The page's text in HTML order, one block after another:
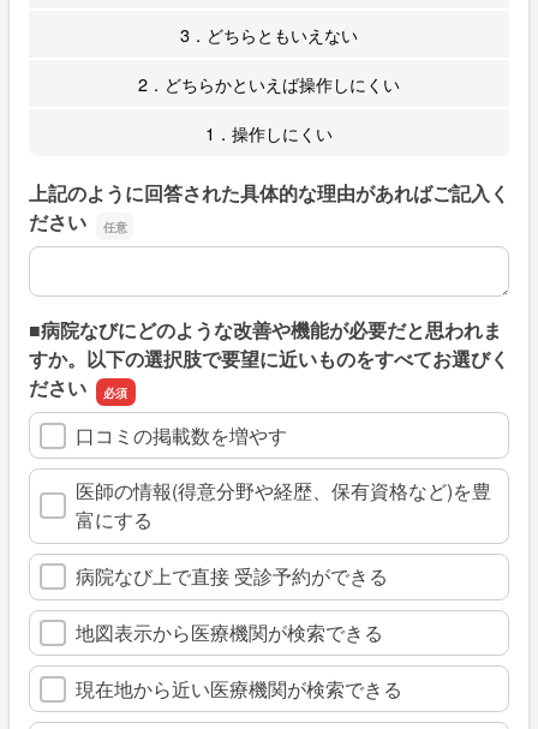
3．どちらともいえない
2．どちらかといえば操作しにくい
1．操作しにくい
上記のように回答された具体的な理由があればご記入く
ださい
上記のように回答された具体的な理由があればご記入くだ
■病院なびにどのような改善や機能が必要だと思われま
すか。以下の選択肢で要望に近いものをすべてお選びく
ださい
口コミの掲載数を増やす
医師の情報(得意分野や経歴、保有資格など)を豊
富にする
病院なび上で直接 受診予約ができる
地図表示から医療機関が検索できる
現在地から近い医療機関が検索できる